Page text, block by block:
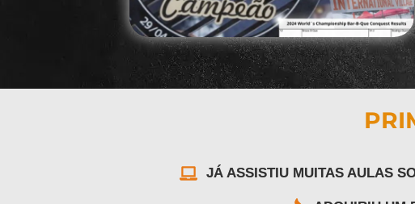
JÁ ASSISTIU MUITAS AULAS